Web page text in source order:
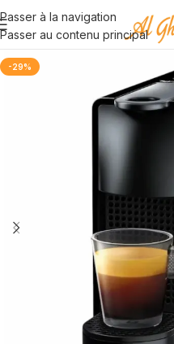
Passer à la navigation
Passer au contenu principal
-29%